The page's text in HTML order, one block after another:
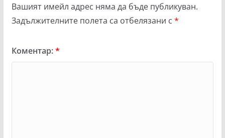
Вашият имейл адрес няма да бъде публикуван.
Задължителните полета са отбелязани с *
Коментар:*